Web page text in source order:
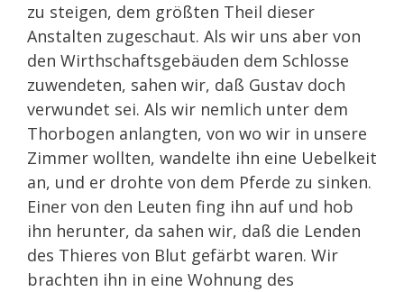
zu steigen, dem größten Theil dieser
Anstalten zugeschaut. Als wir uns aber von
den Wirthschaftsgebäuden dem Schlosse
zuwendeten, sahen wir, daß Gustav doch
verwundet sei. Als wir nemlich unter dem
Thorbogen anlangten, von wo wir in unsere
Zimmer wollten, wandelte ihn eine Uebelkeit
an, und er drohte von dem Pferde zu sinken.
Einer von den Leuten fing ihn auf und hob
ihn herunter, da sahen wir, daß die Lenden
des Thieres von Blut gefärbt waren. Wir
brachten ihn in eine Wohnung des